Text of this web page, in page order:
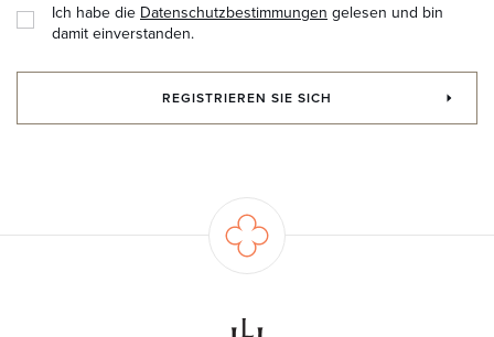
Ich habe die Datenschutzbestimmungen gelesen und bin
damit einverstanden.
REGISTRIEREN SIE SICH